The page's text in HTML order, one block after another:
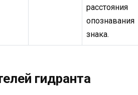
расстояния
опознавания
знака.
гидранта